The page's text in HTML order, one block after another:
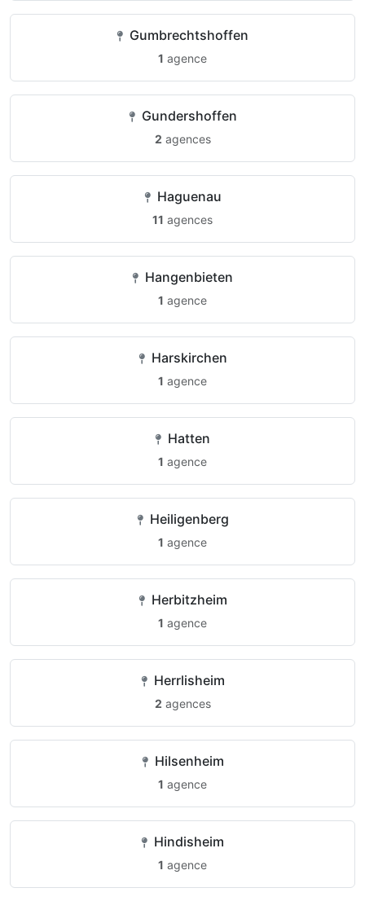
Gumbrechtshoffen
1 agence
Gundershoffen
2 agences
Haguenau
11 agences
Hangenbieten
1 agence
Harskirchen
1 agence
Hatten
1 agence
Heiligenberg
1 agence
Herbitzheim
1 agence
Herrlisheim
2 agences
Hilsenheim
1 agence
Hindisheim
1 agence